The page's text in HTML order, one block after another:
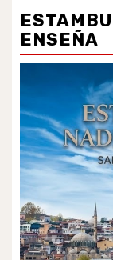
ENSEÑA